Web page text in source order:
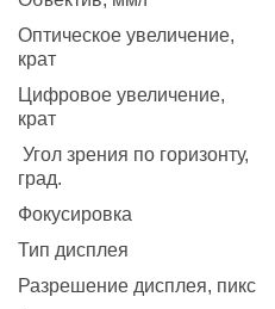
Оптическое увеличение,
крат
Цифровое увеличение,
крат
Угол зрения по горизонту,
град.
Фокусировка
Тип дисплея
Разрешение дисплея, пикс